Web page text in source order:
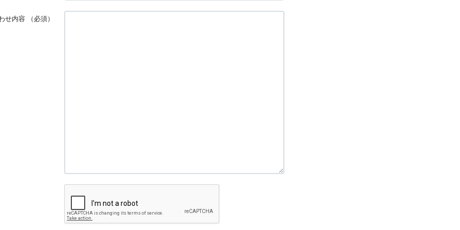
せ内容 （必須）